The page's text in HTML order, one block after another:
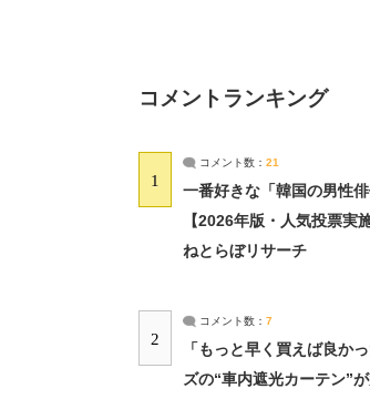
コメントランキング
1
コメント数： 21
一番好きな「韓国の男性
【2026年版・人気投票実
ねとらぼリサーチ
2
コメント数： 7
「もっと早く買えば良か
ズの“車内遮光カーテン”